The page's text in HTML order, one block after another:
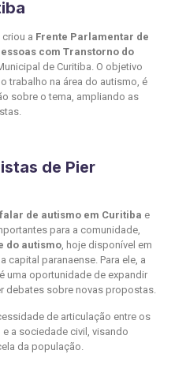
criou a Frente Parlamentar de
com Transtorno do
de Curitiba. O objetivo
trabalho na área do autismo, é
sobre o tema, ampliando as
de Pier
de autismo em Curitiba e
para a comunidade,
do autismo, hoje disponível em
capital paranaense. Para ele, a
uma oportunidade de expandir
debates sobre novas propostas.
de articulação entre os
a sociedade civil, visando
da população.